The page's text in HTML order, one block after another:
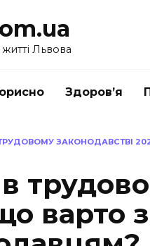
Львова
Здоров’я
ЗАКОНОДАВСТВІ
варто